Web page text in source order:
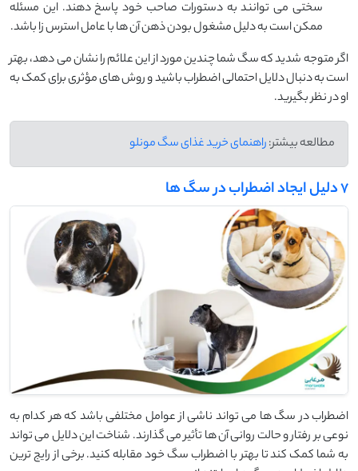
سختی می ‌توانند به دستورات صاحب خود پاسخ دهند. این مسئله
ممکن است به دلیل مشغول بودن ذهن آن ‌ها با عامل استرس ‌زا باشد.
اگر متوجه شدید که سگ شما چندین مورد از این علائم را نشان می ‌دهد، بهتر
است به دنبال دلایل احتمالی اضطراب باشید و روش‌ های مؤثری برای کمک به
او در نظر بگیرید.
مطالعه بیشتر:راهنمای خرید غذای سگ مونلو
7 دلیل ایجاد اضطراب در سگ ها
اضطراب در سگ ‌ها می ‌تواند ناشی از عوامل مختلفی باشد که هر کدام به
نوعی بر رفتار و حالت روانی آن ‌ها تأثیر می ‌گذارند. شناخت این دلایل می ‌تواند
به شما کمک کند تا بهتر با اضطراب سگ خود مقابله کنید. برخی از رایج ‌ترین